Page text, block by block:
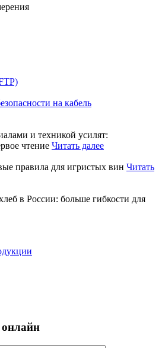
на кабель
и техникой усилят:
чтение Читать далее
правила для игристых вин Читать
в России: больше гибкости для
онлайн